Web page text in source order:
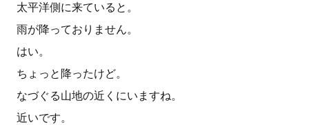
太平洋側に来ていると。
雨が降っておりません。
はい。
ちょっと降ったけど。
なづぐる山地の近くにいますね。
近いです。